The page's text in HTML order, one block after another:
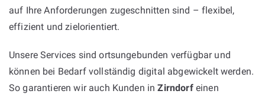
auf Ihre Anforderungen zugeschnitten sind – flexibel,
effizient und zielorientiert.
Unsere Services sind ortsungebunden verfügbar und
können bei Bedarf vollständig digital abgewickelt werden.
So garantieren wir auch Kunden inZirndorfeinen